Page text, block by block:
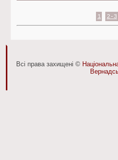
1 2-3
Всі права захищені ©